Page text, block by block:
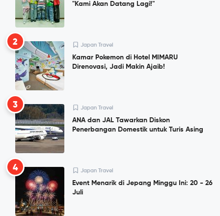
"Kami Akan Datang Lagi!"
2 Japan Travel
Kamar Pokemon di Hotel MIMARU
Direnovasi, Jadi Makin Ajaib!
3 Japan Travel
ANA dan JAL Tawarkan Diskon
Penerbangan Domestik untuk Turis Asing
4 Japan Travel
Event Menarik di Jepang Minggu Ini: 20 - 26
Juli